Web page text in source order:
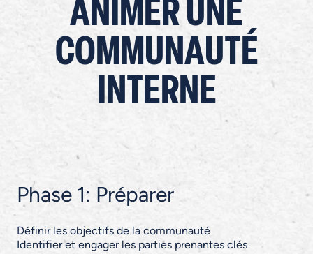
ANIMER UNE
COMMUNAUTÉ
INTERNE
Phase 1: Préparer
Définir les objectifs de la communauté
Identifier et engager les parties prenantes clés